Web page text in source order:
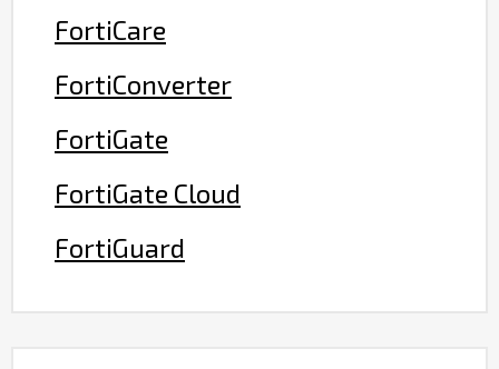
FortiCare
FortiConverter
FortiGate
FortiGate Cloud
FortiGuard